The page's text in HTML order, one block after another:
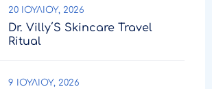
Dr. Villy΄s Skincare Travel
Ritual
20 ΙΟΥΛΊΟΥ, 2026
9 ΙΟΥΛΊΟΥ, 2026